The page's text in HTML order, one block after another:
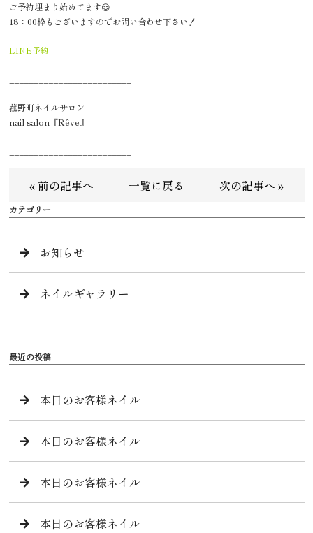
ご予約埋まり始めてます😌
18：00枠もございますのでお問い合わせ下さい！
LINE予約
菰野町ネイルサロン
nail salon『Rêve』
« 前の記事へ 一覧に戻る 次の記事へ »
カテゴリー
お知らせ
ネイルギャラリー
最近の投稿
本日のお客様ネイル
本日のお客様ネイル
本日のお客様ネイル
本日のお客様ネイル